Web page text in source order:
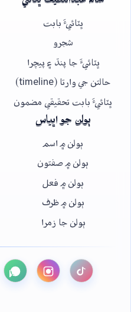
ڀٽائيءَ بابت
شجرو
ڀٽائيءَ جا پنڌ ۽ پيچرا
حالتن جي وارتا (timeline)
ڀٽائيءَ بابت تحقيقي مضمون
ٻولن جو اڀياس
ٻولن ۾ اسم
ٻولن ۾ صفتون
ٻولن ۾ فعل
ٻولن ۾ ظرف
ٻولن جا زمرا